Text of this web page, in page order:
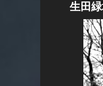
生田